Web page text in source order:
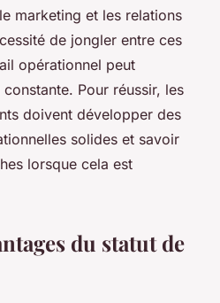
marketing et les relations
de jongler entre ces
opérationnel peut
Pour réussir, les
doivent développer des
solides et savoir
lorsque cela est
du statut de